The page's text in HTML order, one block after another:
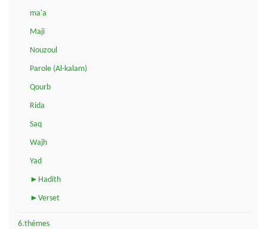
ma'a
Maji
Nouzoul
Parole (Al-kalam)
Qourb
Rida
Saq
Wajh
Yad
►Hadith
►Verset
6.thèmes